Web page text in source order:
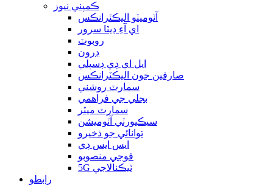
ڪمپني نيوز
آٽوميٽو اليڪٽرانڪس
اي آءِ ڊيٽا سرور
روبوٽ
ڊرون
ايل اي ڊي ڊسپلي
صارفين جون اليڪٽرانڪس
سمارٽ روشني
بجلي جي فراهمي
سمارٽ ميٽر
سيڪيورٽي آٽوميشن
توانائي جو ذخيرو
ايس ايس ڊي
فوجي منصوبو
5G ٽيڪنالاجي
رابطو